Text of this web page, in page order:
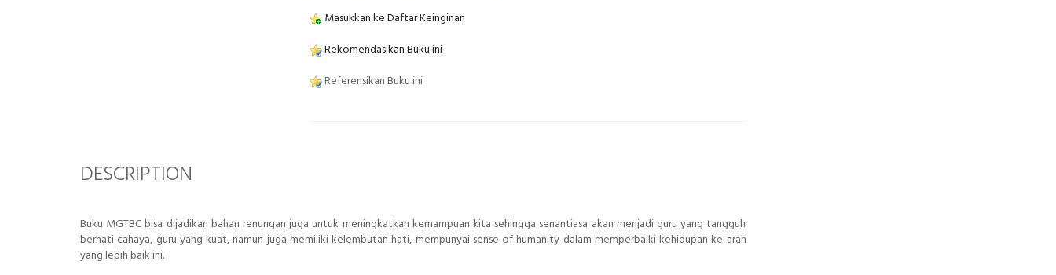
Masukkan ke Daftar Keinginan
Rekomendasikan Buku ini
Referensikan Buku ini
DESCRIPTION
Buku MGTBC bisa dijadikan bahan renungan juga untuk meningkatkan kemampuan kita sehingga senantiasa akan menjadi guru yang tangguh
berhati cahaya, guru yang kuat, namun juga memiliki kelembutan hati, mempunyai sense of humanity dalam memperbaiki kehidupan ke arah
yang lebih baik ini.